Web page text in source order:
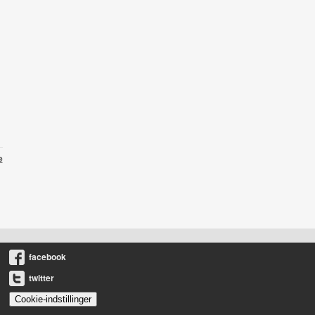
facebook
twitter
Cookie-indstillinger